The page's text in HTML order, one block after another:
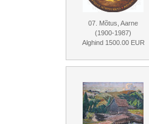
07. Mõtus, Aarne
(1900-1987)
Alghind 1500.00 EUR